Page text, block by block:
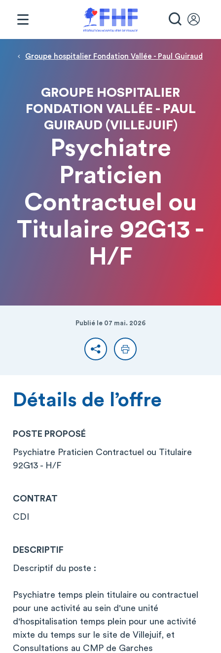
Fil d'Ariane
Groupe hospitalier Fondation Vallée - Paul Guiraud
GROUPE HOSPITALIER
FONDATION VALLÉE - PAUL
GUIRAUD (VILLEJUIF)
Psychiatre
Praticien
Contractuel ou
Titulaire 92G13 -
H/F
Publié le 07 mai. 2026
PartagerImprimer
Détails de l’offre
POSTE PROPOSÉ
Psychiatre Praticien Contractuel ou Titulaire
92G13 - H/F
CONTRAT
CDI
DESCRIPTIF
Descriptif du poste :
Psychiatre temps plein titulaire ou contractuel
pour une activité au sein d'une unité
d'hospitalisation temps plein pour une activité
mixte du temps sur le site de Villejuif, et
Consultations au CMP de Garches
Panneau de gestion des cookies